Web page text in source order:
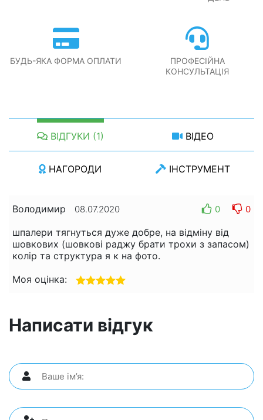
БУДЬ-ЯКА ФОРМА ОПЛАТИ
ПРОФЕСІЙНА
КОНСУЛЬТАЦІЯ
ВІДГУКИ (1) ВІДЕО
НАГОРОДИ ІНСТРУМЕНТ
Володимир 08.07.2020 0 0
шпалери тягнуться дуже добре, на відміну від
шовкових (шовкові раджу брати трохи з запасом)
колір та структура я к на фото.
Моя оцінка:
Написати відгук